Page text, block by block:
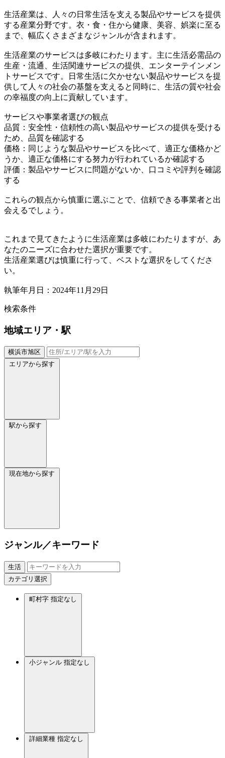
生活産業は、人々の日常生活を支える製品やサービスを提供
する産業分野です。衣・食・住から健康、美容、娯楽に至る
まで、幅広くさまざまなジャンルが含まれます。
生活産業のサービスは多岐にわたります。主に生活必需品の
生産・流通、生活関連サービスの提供、エンターテインメン
トサービスです。日常生活に欠かせない製品やサービスを提
供して人々の社会の基盤を支えると同時に、生活の質や社会
の幸福度の向上に貢献しています。
サービスや事業者選びの観点
品質：安全性・信頼性の高い製品やサービスの提供を受ける
ため、品質を確認する
価格：同じような製品やサービスを比べて、適正な価格かど
うか、適正な価格にする努力が行われているか確認する
評価：製品やサービスに問題がないか、口コミや評判を確認
する
これらの観点から慎重に選ぶことで、信頼できる事業者と出
会えるでしょう。
これまで見てきたように生活産業は多岐にわたりますが、あ
なたのニーズに合わせた選択が重要です。
生活産業選びは慎重に行って、ベストな選択をしてくださ
い。
執筆年月日：2024年11月29日
検索条件
地域エリア・駅
横浜市旭区
エリアから探す
駅から探す
現在地から探す
ジャンル／キーワード
生活
カテゴリ選択
町村字 指定なし
小ジャンル 指定なし
詳細業種 指定なし